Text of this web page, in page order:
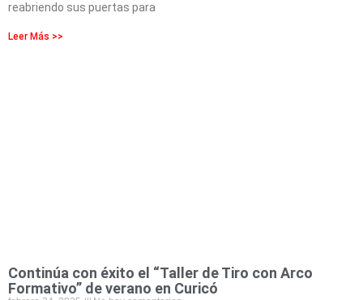
reabriendo sus puertas para
Leer Más >>
Continúa con éxito el “Taller de Tiro con Arco
Formativo” de verano en Curicó